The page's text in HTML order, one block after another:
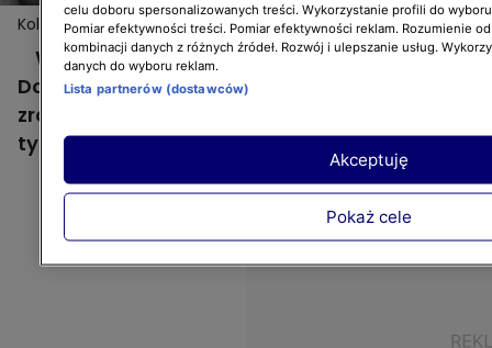
Kolejna niespodzianka dla uczestników "Dorota
inspiruje" i... ekipy Doroty!
Więcej
W czwartym odcinku "Dorota inspiruje"
Dorota Szelągowska zaszalała! Postanowiła
zrobić nie jedną, a dwie niespodzianki - w
tym jedną dla swoich asystentów!
celu doboru spersonalizowanych treści. Wykorzystanie profili do
Pomiar efektywności treści. Pomiar efektywności reklam. Rozumienie
kombinacji danych z różnych źródeł. Rozwój i ulepszanie usług.
danych do wyboru reklam.
Lista partnerów (dostawców)
Pokaż cele
Akceptuję